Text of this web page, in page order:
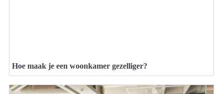
Hoe maak je een woonkamer gezelliger?